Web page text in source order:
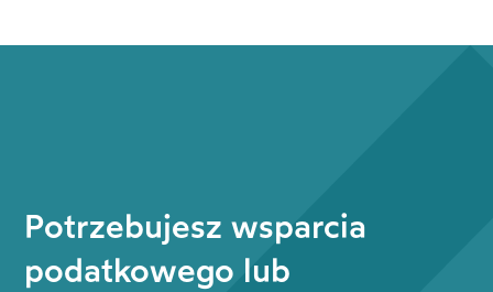
Potrzebujesz wsparcia
podatkowego lub